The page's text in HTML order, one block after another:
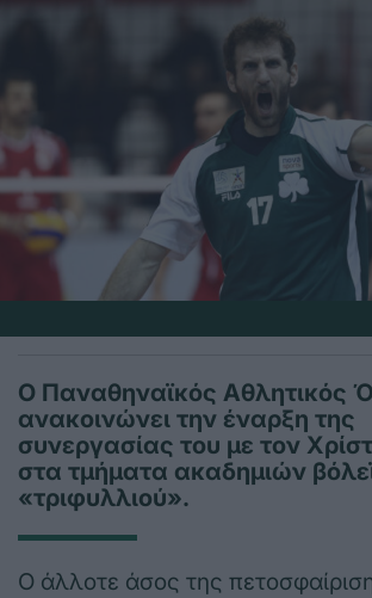
Ο Παναθηναϊκός Αθλητικός
ανακοινώνει την έναρξη της
συνεργασίας του με τον
στα τμήματα ακαδημιών
«τριφυλλιού».
Ο άλλοτε άσος της